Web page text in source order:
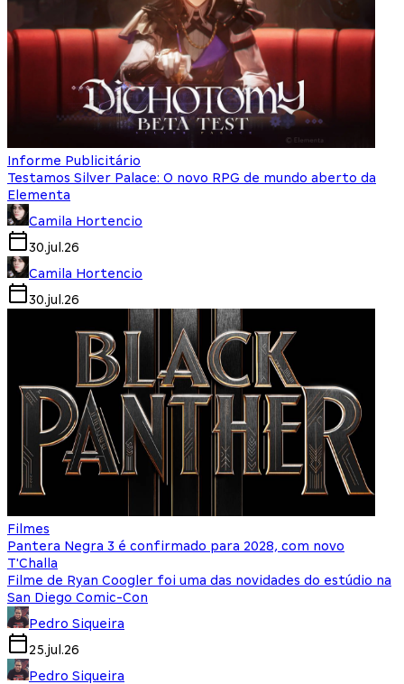
Informe Publicitário
Testamos Silver Palace: O novo RPG de mundo aberto da
Elementa
Camila Hortencio
30.jul.26
Camila Hortencio
30.jul.26
Filmes
Pantera Negra 3 é confirmado para 2028, com novo
T'Challa
Filme de Ryan Coogler foi uma das novidades do estúdio na
San Diego Comic-Con
Pedro Siqueira
25.jul.26
Pedro Siqueira